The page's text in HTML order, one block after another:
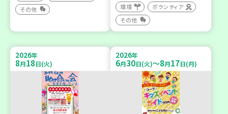
その他
環境
ボランティア
その他
2026年
8月18日(火)
2026年
6月30日(火)～8月17日(月)